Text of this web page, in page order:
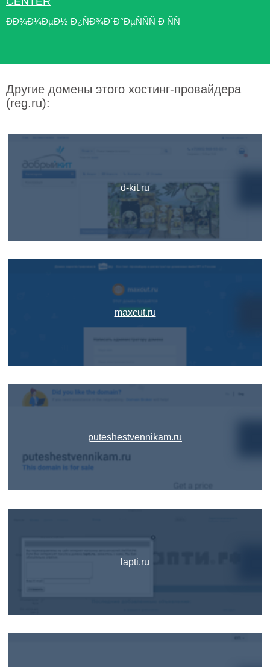
ÐÐ¾Ð¼ÐµÐ½ Ð¿ÑÐ¾Ð´Ð°ÐµÑÑÑ Ð ÑÑ
Другие домены этого хостинг-провайдера
(reg.ru):
d-kit.ru
maxcut.ru
puteshestvennikam.ru
lapti.ru